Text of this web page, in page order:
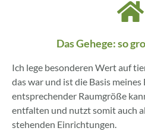
Das Gehege: so
Ich lege besonderen Wert auf
das war und ist die Basis meines
entsprechender Raumgröße
entfalten und nutzt somit auch
stehenden Einrichtungen.